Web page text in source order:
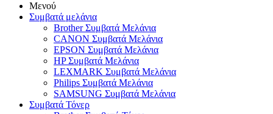
Μενού
Συμβατά μελάνια
Brother Συμβατά Μελάνια
CANON Συμβατά Μελάνια
EPSON Συμβατά Μελάνια
HP Συμβατά Μελάνια
LEXMARK Συμβατά Μελάνια
Philips Συμβατά Μελάνια
SAMSUNG Συμβατά Μελάνια
Συμβατά Τόνερ